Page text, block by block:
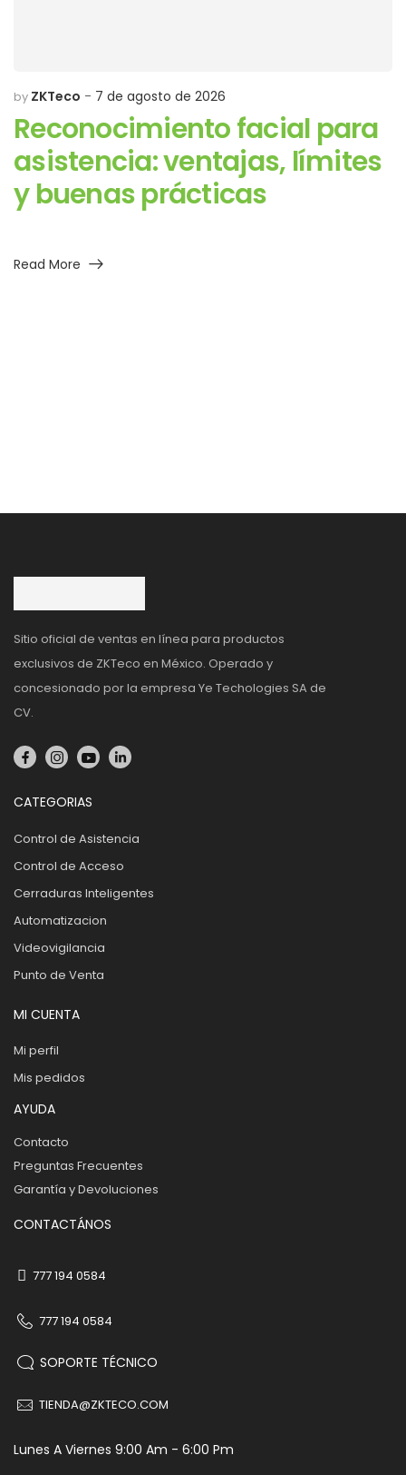
by ZKTeco 7 de agosto de 2026
Reconocimiento facial para
asistencia: ventajas, límites
y buenas prácticas
Read More
Sitio oficial de ventas en línea para productos
exclusivos de ZKTeco en México. Operado y
concesionado por la empresa Ye Techologies SA de
CV.
CATEGORIAS
Control de Asistencia
Control de Acceso
Cerraduras Inteligentes
Automatizacion
Videovigilancia
Punto de Venta
MI CUENTA
Mi perfil
Mis pedidos
AYUDA
Contacto
Preguntas Frecuentes
Garantía y Devoluciones
CONTACTÁNOS
777 194 0584
777 194 0584
SOPORTE TÉCNICO
TIENDA@ZKTECO.COM
Lunes A Viernes 9:00 Am - 6:00 Pm